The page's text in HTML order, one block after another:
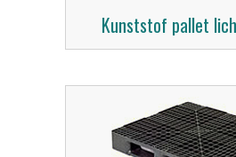
Kunststof pallet